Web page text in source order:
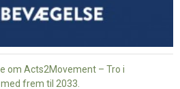
om Acts2Movement – Tro i
frem til 2033.